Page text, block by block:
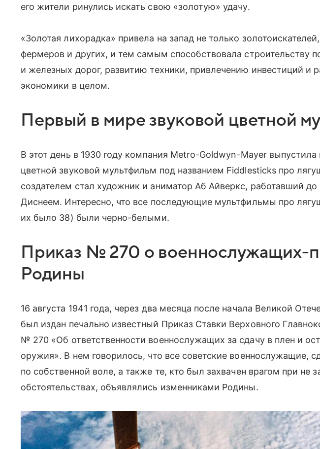
его жители ринулись искать свою «золотую» удачу.
«Золотая лихорадка» привела на запад не только
фермеров и других, и тем самым способствовала строительству
и железных дорог, развитию техники, привлечению инвестиций и
экономики в целом.
Первый в мире звуковой цветной
В этот день в 1930 году компания Metro-Goldwyn-Mayerвыпустила
цветной звуковой мультфильм под названием Fiddlesticks про
создателем стал художник и аниматор Аб Айверкс, работавший до
Диснеем. Интересно, что все последующие мультфильмы про
их было 38) были черно-белыми.
Приказ № 270 о военнослужащих-
Родины
16 августа 1941 года, через два месяца после начала Великой
был издан печально известный Приказ Ставки Верховного
№ 270 «Об ответственности военнослужащих за сдачу в плен и
оружия». В нем говорилось, что все советские военнослужащие,
по собственной воле, а также те, кто был захвачен врагом при не
обстоятельствах, объявлялись изменниками Родины.